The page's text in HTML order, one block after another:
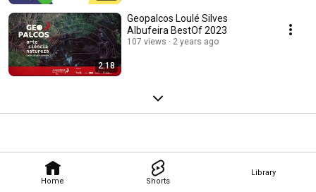
Home Shorts
Library
2:18
Geopalcos Loulé Silves
Albufeira BestOf 2023
107 views 2 years ago